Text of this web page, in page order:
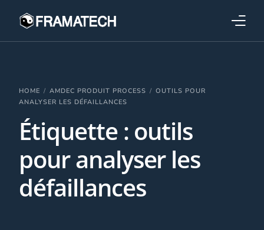
HOME AMDEC PRODUIT PROCESS
OUTILS POUR
ANALYSER LES DÉFAILLANCES
Étiquette : outils
pour analyser les
défaillances
Formations
Performance électronique
Stratégies industrielles